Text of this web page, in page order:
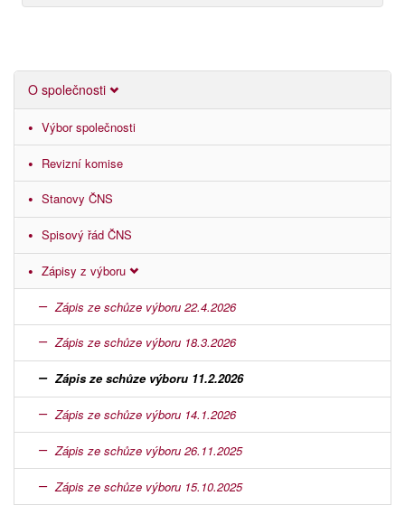
O společnosti
Výbor společnosti
Revizní komise
Stanovy ČNS
Spisový řád ČNS
Zápisy z výboru
Zápis ze schůze výboru 22.4.2026
Zápis ze schůze výboru 18.3.2026
Zápis ze schůze výboru 11.2.2026
Zápis ze schůze výboru 14.1.2026
Zápis ze schůze výboru 26.11.2025
Zápis ze schůze výboru 15.10.2025